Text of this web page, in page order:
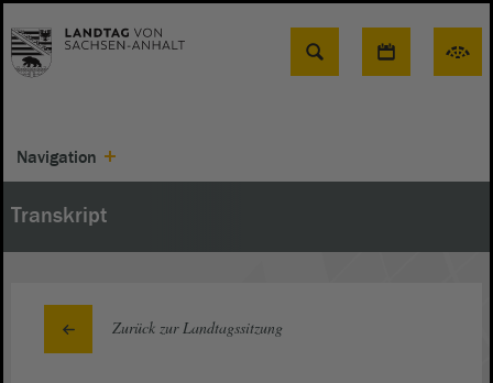
Suche
Navigation
Transkript
Zurück zur Landtagssitzung